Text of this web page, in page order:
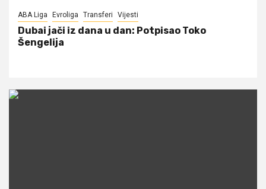
ABA Liga Evroliga Transferi Vijesti
Dubai jači iz dana u dan: Potpisao Toko
Šengelija